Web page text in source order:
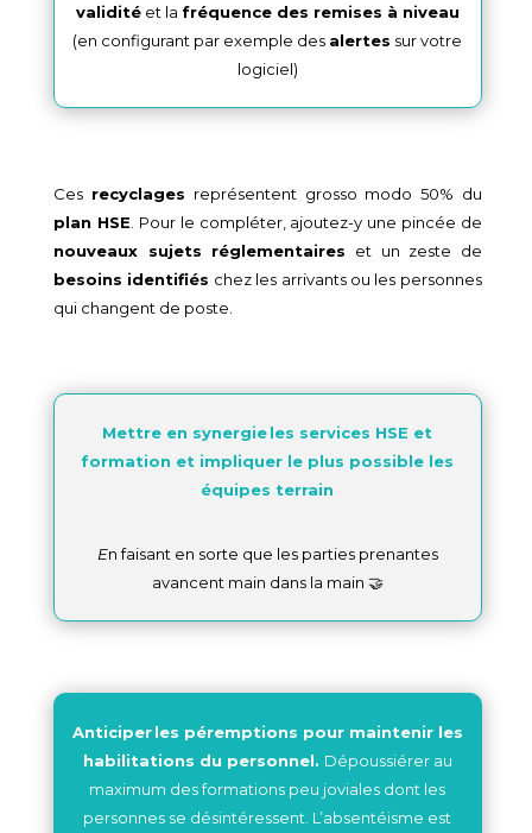
validitéet la fréquence des remises à niveau
(en configurant par exemple des alertes sur votre
logiciel)
Ces recyclages représentent grosso modo 50% du
plan HSE . Pour le compléter, ajoutez-y une pincée de
nouveaux sujets réglementaires et un zeste de
besoins identifiés chez les arrivants ou les personnes
qui changent de poste.
Mettre en synergie les services HSE et
formation et impliquer le plus possible les
équipes terrain
En faisant en sorte que les parties prenantes
avancent main dans la main 🤝
Anticiper les péremptions pour maintenir les
habilitations du personnel. Dépoussiérer au
maximum des formations peu joviales dont les
personnes se désintéressent. L’absentéisme est